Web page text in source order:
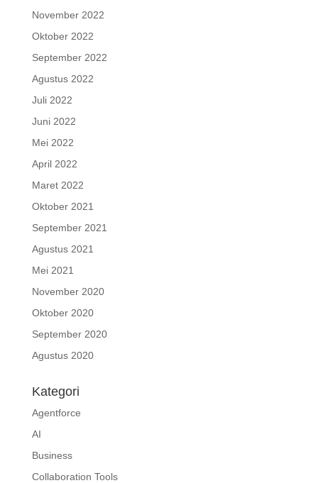
November 2022
Oktober 2022
September 2022
Agustus 2022
Juli 2022
Juni 2022
Mei 2022
April 2022
Maret 2022
Oktober 2021
September 2021
Agustus 2021
Mei 2021
November 2020
Oktober 2020
September 2020
Agustus 2020
Kategori
Agentforce
AI
Business
Collaboration Tools